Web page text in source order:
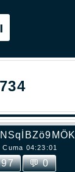
04:23:01
💬 0